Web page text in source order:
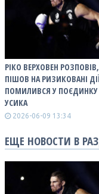
РІКО ВЕРХОВЕН
ПІШОВ НА РИЗИКОВАНІ
ПОМИЛИВСЯ У
УСИКА
2026-06-09 13:34
ЕЩЕ НОВОСТИ В